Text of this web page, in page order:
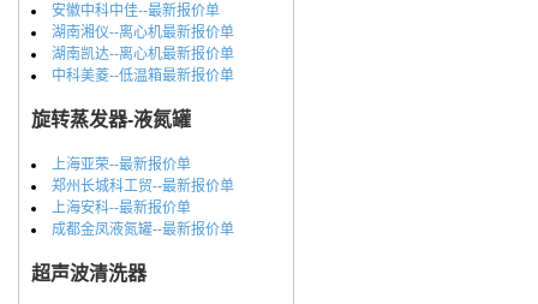
安徽中科中佳--最新报价单
湖南湘仪--离心机最新报价单
湖南凯达--离心机最新报价单
中科美菱--低温箱最新报价单
旋转蒸发器-液氮罐
上海亚荣--最新报价单
郑州长城科工贸--最新报价单
上海安科--最新报价单
成都金凤液氮罐--最新报价单
超声波清洗器